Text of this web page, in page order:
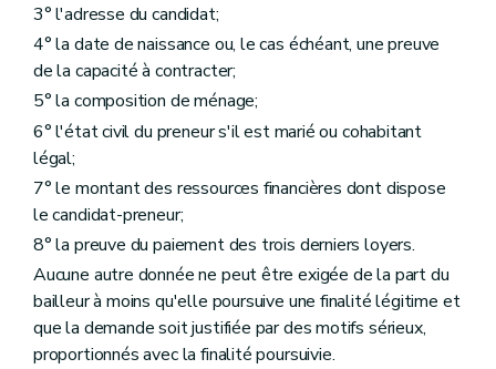
3° l'adresse du candidat;
4° la date de naissance ou, le cas échéant, une preuve
de la capacité à contracter;
5° la composition de ménage;
6° l'état civil du preneur s'il est marié ou cohabitant
légal;
7° le montant des ressources financières dont dispose
le candidat-preneur;
8° la preuve du paiement des trois derniers loyers.
Aucune autre donnée ne peut être exigée de la part du
bailleur à moins qu'elle poursuive une finalité légitime et
que la demande soit justifiée par des motifs sérieux,
proportionnés avec la finalité poursuivie.